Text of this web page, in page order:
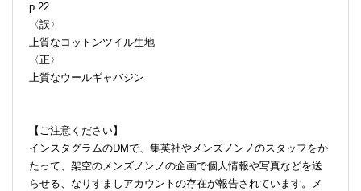
p.22
〈誤〉
上質なコットンツイル生地
〈正〉
上質なウールギャバジン
【ご注意ください】
インスタグラムのDMで、集英社やメンズノンノのスタッフをか
たって、架空のメンズノンノの企画で個人情報や写真などを送
らせる、なりすましアカウントの存在が報告されています。メ